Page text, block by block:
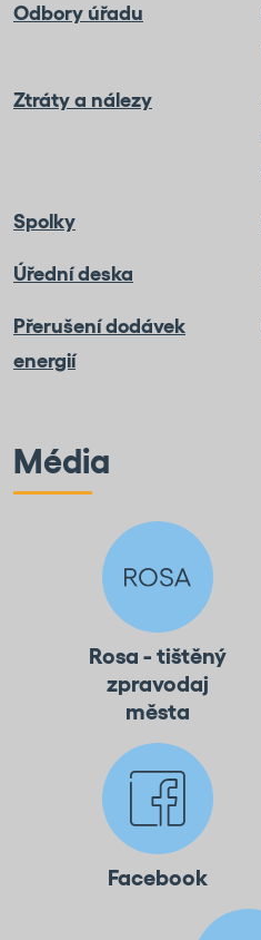
Odbory úřadu
Ztráty a nálezy
Spolky
Úřední deska
Přerušení dodávek
energií
Média
Rosa - tištěný
zpravodaj
města
Facebook